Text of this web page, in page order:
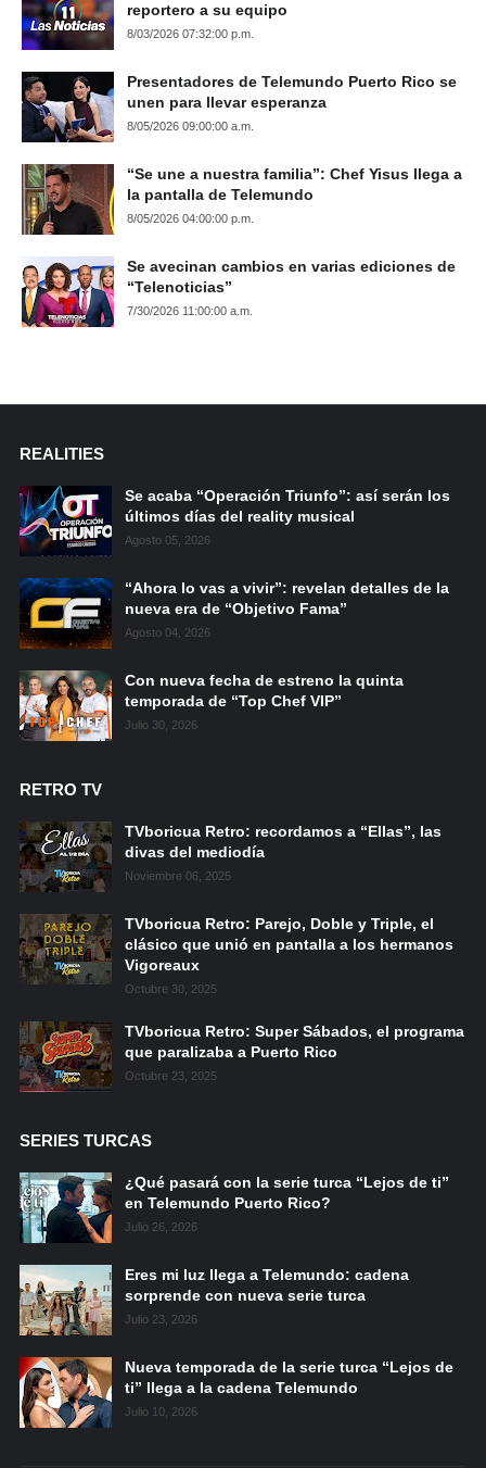
reportero a su equipo
8/03/2026 07:32:00 p.m.
Presentadores de Telemundo Puerto Rico se
unen para llevar esperanza
8/05/2026 09:00:00 a.m.
“Se une a nuestra familia”: Chef Yisus llega a
la pantalla de Telemundo
8/05/2026 04:00:00 p.m.
Se avecinan cambios en varias ediciones de
“Telenoticias”
7/30/2026 11:00:00 a.m.
REALITIES
Se acaba “Operación Triunfo”: así serán los
últimos días del reality musical
Agosto 05, 2026
“Ahora lo vas a vivir”: revelan detalles de la
nueva era de “Objetivo Fama”
Agosto 04, 2026
Con nueva fecha de estreno la quinta
temporada de “Top Chef VIP”
Julio 30, 2026
RETRO TV
TVboricua Retro: recordamos a “Ellas”, las
divas del mediodía
Noviembre 06, 2025
TVboricua Retro: Parejo, Doble y Triple, el
clásico que unió en pantalla a los hermanos
Vigoreaux
Octubre 30, 2025
TVboricua Retro: Super Sábados, el programa
que paralizaba a Puerto Rico
Octubre 23, 2025
SERIES TURCAS
¿Qué pasará con la serie turca “Lejos de ti”
en Telemundo Puerto Rico?
Julio 26, 2026
Eres mi luz llega a Telemundo: cadena
sorprende con nueva serie turca
Julio 23, 2026
Nueva temporada de la serie turca “Lejos de
ti” llega a la cadena Telemundo
Julio 10, 2026